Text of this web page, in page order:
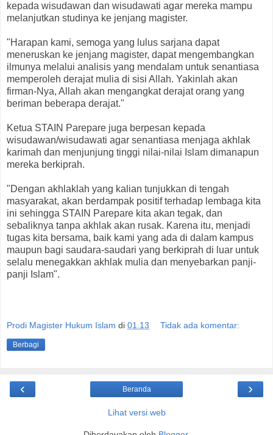
kepada wisudawan dan wisudawati agar mereka mampu
melanjutkan studinya ke jenjang magister.
"Harapan kami, semoga yang lulus sarjana dapat
meneruskan ke jenjang magister, dapat mengembangkan
ilmunya melalui analisis yang mendalam untuk senantiasa
memperoleh derajat mulia di sisi Allah. Yakinlah akan
firman-Nya, Allah akan mengangkat derajat orang yang
beriman beberapa derajat."
Ketua STAIN Parepare juga berpesan kepada
wisudawan/wisudawati agar senantiasa menjaga akhlak
karimah dan menjunjung tinggi nilai-nilai Islam dimanapun
mereka berkiprah.
"Dengan akhlaklah yang kalian tunjukkan di tengah
masyarakat, akan berdampak positif terhadap lembaga kita
ini sehingga STAIN Parepare kita akan tegak, dan
sebaliknya tanpa akhlak akan rusak. Karena itu, menjadi
tugas kita bersama, baik kami yang ada di dalam kampus
maupun bagi saudara-saudari yang berkiprah di luar untuk
selalu menegakkan akhlak mulia dan menyebarkan panji-
panji Islam".
Prodi Magister Hukum Islam di 01.13 Tidak ada komentar:
Berbagi
‹ ›
Beranda
Lihat versi web